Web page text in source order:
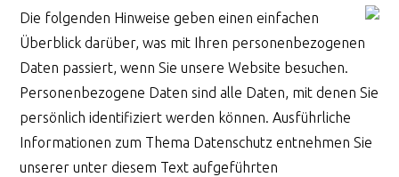
Die folgenden Hinweise geben einen einfachen
Überblick darüber, was mit Ihren personenbezogenen
Daten passiert, wenn Sie unsere Website besuchen.
Personenbezogene Daten sind alle Daten, mit denen Sie
persönlich identifiziert werden können. Ausführliche
Informationen zum Thema Datenschutz entnehmen Sie
unserer unter diesem Text aufgeführten